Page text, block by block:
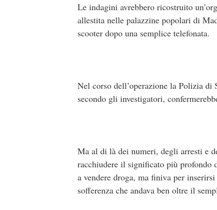
Le indagini avrebbero ricostruito
allestita nelle palazzine popolari di
scooter dopo una semplice telefonata.
Nel corso dell’operazione la Polizia
secondo gli investigatori,
Ma al di là dei numeri, degli arresti e
racchiudere il significato più profondo
a vendere droga, ma finiva per
sofferenza che andava ben oltre il